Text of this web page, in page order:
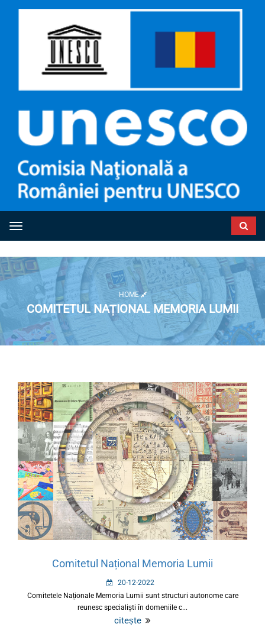
Toggle navigation
HOME
COMITETUL NAȚIONAL MEMORIA LUMII
Lista articole Memoria Lumii
Comitetul Național Memoria Lumii
20-12-2022
Comitetele Naționale Memoria Lumii sunt structuri autonome care
reunesc specialiști în domeniile c...
citește